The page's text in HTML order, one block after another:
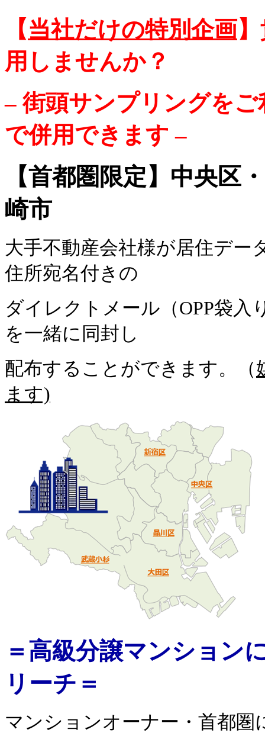
【当社だけの特別企画
用しませんか？
– 街頭サンプリングをご
で併用できます –
【首都圏限定】中央区
崎市
大手不動産会社様が居住デー
住所宛名付きの
ダイレクトメール（OPP袋入
を一緒に同封し
配布することができます。（
ます)
＝ 高級分譲マンション
リーチ＝
マンションオーナー・首都圏